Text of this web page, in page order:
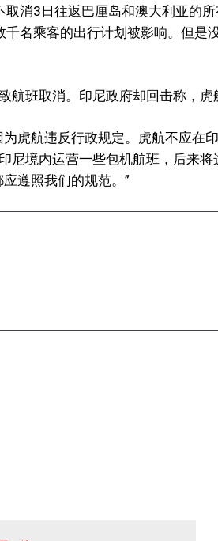
消3日往返巴厘岛和澳大利亚的
名乘客的出行计划被影响。但是
班取消。印尼政府却回击称，虎
虎航违反行政规定。虎航不应在
尼境内运营一些包机航班，后来
遵照我们的规范。”